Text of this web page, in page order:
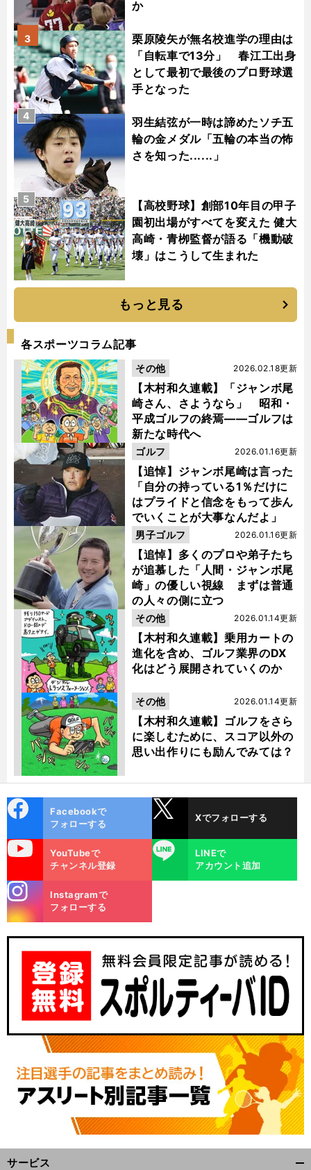
か
栗原陵矢が無名校進学の理由は
「自転車で13分」 春江工出身
として最初で最後のプロ野球選
手となった
3
羽生結弦が一時は諦めたソチ五
輪の金メダル「五輪の本当の怖
さを知った......」
4
【高校野球】創部10年目の甲子
園初出場がすべてを変えた 健大
高崎・青栁監督が語る「機動破
壊」はこうして生まれた
5
もっと見る
各スポーツコラム記事
【木村和久連載】「ジャンボ尾
崎さん、さようなら」 昭和・
平成ゴルフの終焉――ゴルフは
新たな時代へ
2026.02.18更新
その他
【追悼】ジャンボ尾崎は言った
「自分の持っている1％だけに
はプライドと信念をもって歩ん
でいくことが大事なんだよ」
2026.01.16更新
ゴルフ
【追悼】多くのプロや弟子たち
が追慕した「人間・ジャンボ尾
崎」の優しい視線 まずは普通
の人々の側に立つ
2026.01.16更新
男子ゴルフ
【木村和久連載】乗用カートの
進化を含め、ゴルフ業界のDX
化はどう展開されていくのか
2026.01.14更新
その他
【木村和久連載】ゴルフをさら
に楽しむために、スコア以外の
思い出作りにも励んでみては？
2026.01.14更新
その他
ok
Facebookで
フォローする
Xでフォローする
YouTubeで
チャンネル登録
LINE
LINEで
アカウント追加
m
Instagramで
フォローする
サービス